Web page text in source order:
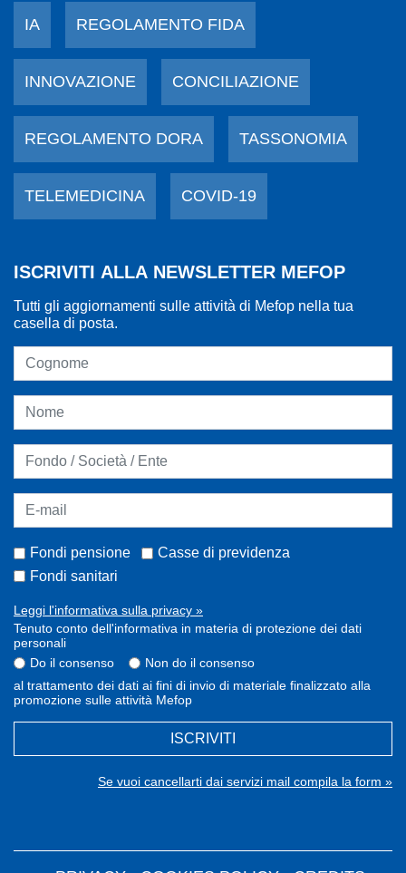
IA REGOLAMENTO FIDA
INNOVAZIONE CONCILIAZIONE
REGOLAMENTO DORA TASSONOMIA
TELEMEDICINA COVID-19
ISCRIVITI ALLA NEWSLETTER MEFOP
Tutti gli aggiornamenti sulle attività di Mefop nella tua
casella di posta.
Fondi pensione
Casse di previdenza
Fondi sanitari
Leggi l'informativa sulla privacy »
Tenuto conto dell'informativa in materia di protezione dei dati
personali
Do il consenso
Non do il consenso
al trattamento dei dati ai fini di invio di materiale finalizzato alla
promozione sulle attività Mefop
ISCRIVITI
Se vuoi cancellarti dai servizi mail compila la form »